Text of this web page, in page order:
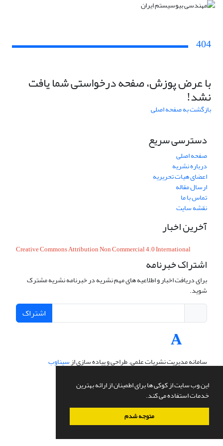
این وب سایت از کوکی ها برای اطمینان از ارائه بهترین
خدمات استفاده می کند.
متوجه شدم
404
با عرض پوزش، صفحه درخواستی شما یافت
نشد!
بازگشت به صفحه اصلی
دسترسی سریع
صفحه اصلی
درباره نشریه
اعضای هیات تحریریه
ارسال مقاله
تماس با ما
نقشه سایت
آخرین اخبار
Creative Commons Attribution Non Commercial 4.0 International
اشتراک خبرنامه
برای دریافت اخبار و اطلاعیه های مهم نشریه در خبرنامه نشریه مشترک
شوید.
اشتراک
سامانه مدیریت نشریات علمی.طراحی و پیاده سازی ازسیناوب